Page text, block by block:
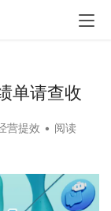
单请查收
营提效 • 阅读